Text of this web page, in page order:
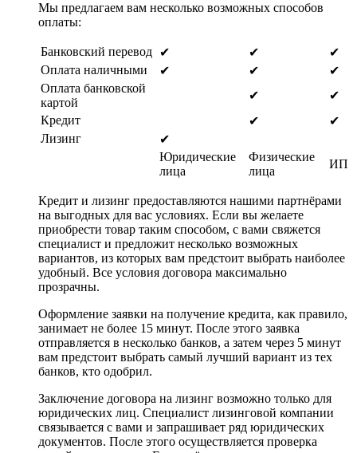
Мы предлагаем вам несколько возможных способов
оплаты:
Банковский перевод ✔ ✔
✔
Оплата наличными
✔ ✔
✔
Оплата банковской
картой
✔
✔
Кредит
✔
✔
Лизинг
✔
Юридические
лица
Физические
лица
ИП
Кредит и лизинг предоставляются нашими партнёрами
на выгодных для вас условиях. Если вы желаете
приобрести товар таким способом, с вами свяжется
специалист и предложит несколько возможных
вариантов, из которых вам предстоит выбрать наиболее
удобный. Все условия договора максимально
прозрачны.
Оформление заявки на получение кредита, как правило,
занимает не более 15 минут. После этого заявка
отправляется в несколько банков, а затем через 5 минут
вам предстоит выбрать самый лучший вариант из тех
банков, кто одобрил.
Заключение договора на лизинг возможно только для
юридических лиц. Специалист лизинговой компании
связывается с вами и запрашивает ряд юридических
документов. После этого осуществляется проверка